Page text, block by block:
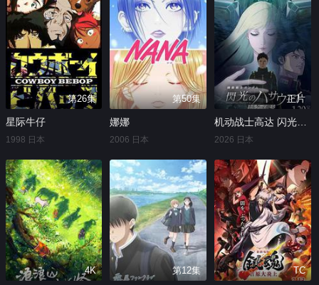
第26集
星际牛仔
1998 日本
第50集
娜娜
2006 日本
正片
机动战士高达 闪光的哈萨维 喀耳刻的魔女
2026 日本
4K 第12集 TC